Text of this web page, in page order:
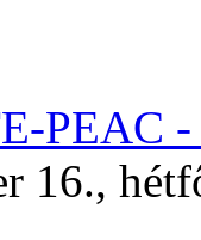
PEAC -
16.,